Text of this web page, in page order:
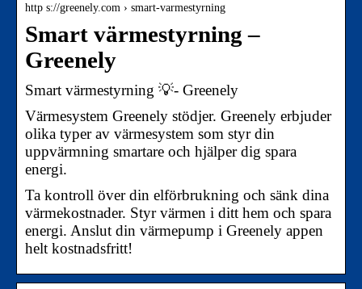
http s://greenely.com › smart-varmestyrning
Smart värmestyrning –
Greenely
Smart värmestyrning 💡- Greenely
Värmesystem Greenely stödjer. Greenely erbjuder
olika typer av värmesystem som styr din
uppvärmning smartare och hjälper dig spara
energi.
Ta kontroll över din elförbrukning och sänk dina
värmekostnader. Styr värmen i ditt hem och spara
energi. Anslut din värmepump i Greenely appen
helt kostnadsfritt!